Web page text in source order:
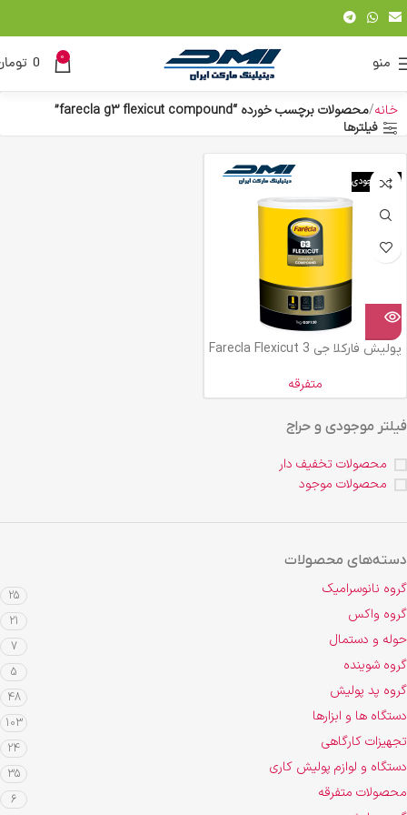
منو 0
0
فیلتر موجودی و حراج
محصولات تخفیف دار
محصولات موجود
دسته‌های محصولات
گروه نانوسرامیک 25
گروه واکس 21
حوله و دستمال 7
گروه شوینده 5
گروه پد پولیش 48
دستگاه ها و ابزارها 103
تجهیزات کارگاهی 24
دستگاه و لوازم پولیش کاری 35
محصولات متفرقه 6
خانه محصولات برچسب خورده “farecla g3 flexicut compound”
فیلترها
اتمام موجودی
پولیش فارکلا جی 3 Farecla Flexicut
متفرقه